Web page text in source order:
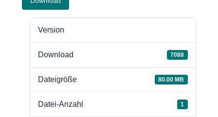
Version
Download 7088
Dateigröße 80.00 MB
Datei-Anzahl 1